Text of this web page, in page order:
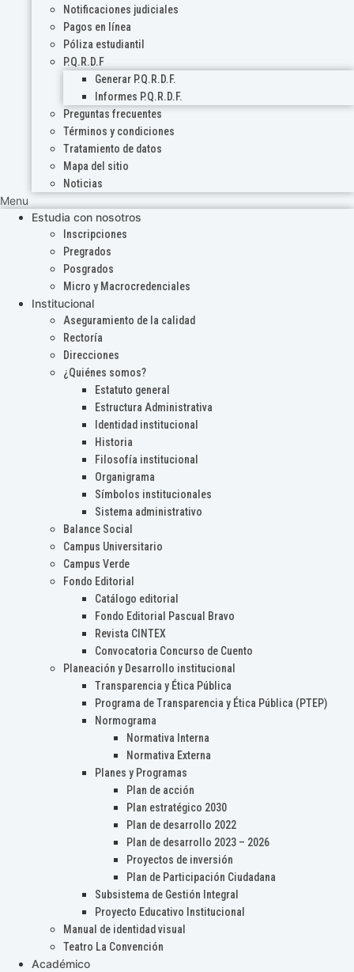
Notificaciones judiciales
Pagos en línea
Póliza estudiantil
P.Q.R.D.F
Generar P.Q.R.D.F.
Informes P.Q.R.D.F.
Preguntas frecuentes
Términos y condiciones
Tratamiento de datos
Mapa del sitio
Noticias
Menu
Estudia con nosotros
Inscripciones
Pregrados
Posgrados
Micro y Macrocredenciales
Institucional
Aseguramiento de la calidad
Rectoría
Direcciones
¿Quiénes somos?
Estatuto general
Estructura Administrativa
Identidad institucional
Historia
Filosofía institucional
Organigrama
Símbolos institucionales
Sistema administrativo
Balance Social
Campus Universitario
Campus Verde
Fondo Editorial
Catálogo editorial
Fondo Editorial Pascual Bravo
Revista CINTEX
Convocatoria Concurso de Cuento
Planeación y Desarrollo institucional
Transparencia y Ética Pública
Programa de Transparencia y Ética Pública (PTEP)
Normograma
Normativa Interna
Normativa Externa
Planes y Programas
Plan de acción
Plan estratégico 2030
Plan de desarrollo 2022
Plan de desarrollo 2023 – 2026
Proyectos de inversión
Plan de Participación Ciudadana
Subsistema de Gestión Integral
Proyecto Educativo Institucional
Manual de identidad visual
Teatro La Convención
Académico